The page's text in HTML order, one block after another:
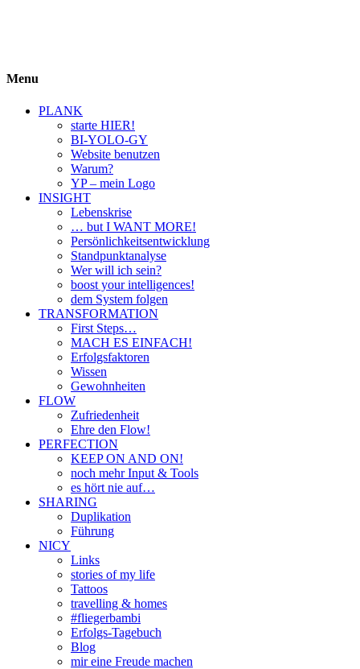
Menu
PLANK
starte HIER!
BI-YOLO-GY
Website benutzen
Warum?
YP – mein Logo
INSIGHT
Lebenskrise
… but I WANT MORE!
Persönlichkeitsentwicklung
Standpunktanalyse
Wer will ich sein?
boost your intelligences!
dem System folgen
TRANSFORMATION
First Steps…
MACH ES EINFACH!
Erfolgsfaktoren
Wissen
Gewohnheiten
FLOW
Zufriedenheit
Ehre den Flow!
PERFECTION
KEEP ON AND ON!
noch mehr Input & Tools
es hört nie auf…
SHARING
Duplikation
Führung
NICY
Links
stories of my life
Tattoos
travelling & homes
#fliegerbambi
Erfolgs-Tagebuch
Blog
mir eine Freude machen